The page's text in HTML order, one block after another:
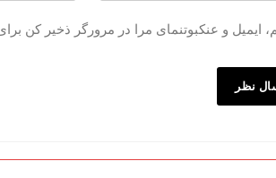
ایمیل و عنکبوتنمای مرا در مرورگر ذخیر کن برای